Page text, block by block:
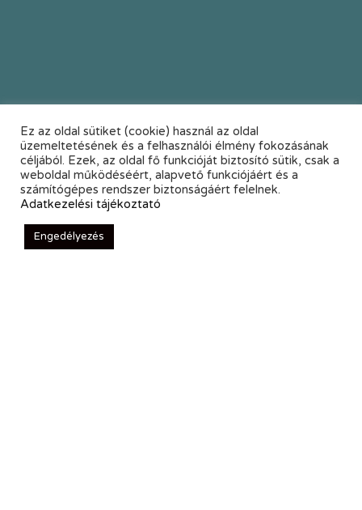
Ez az oldal sütiket (cookie) használ az oldal
üzemeltetésének és a felhasználói élmény fokozásának
céljából. Ezek, az oldal fő funkcióját biztosító sütik, csak a
weboldal működéséért, alapvető funkciójáért és a
számítógépes rendszer biztonságáért felelnek.
Adatkezelési tájékoztató
Engedélyezés